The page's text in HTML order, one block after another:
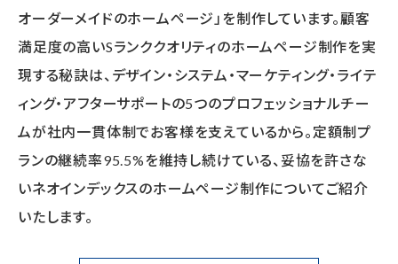
オーダーメイドのホームページ」を制作しています。顧客
満足度の高いSランククオリティのホームページ制作を実
現する秘訣は、デザイン・システム・マーケティング・ライテ
ィング・アフターサポートの5つのプロフェッショナルチー
ムが社内一貫体制でお客様を支えているから。定額制プ
ランの継続率95.5%を維持し続けている、妥協を許さな
いネオインデックスのホームページ制作についてご紹介
いたします。